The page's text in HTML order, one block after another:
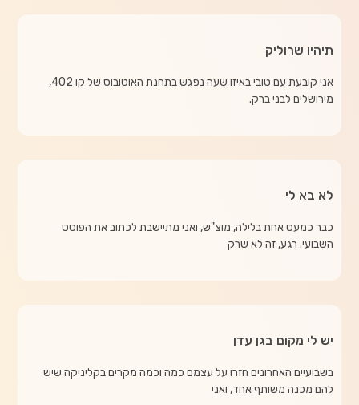
תיהיו שרוליק
אני קובעת עם טובי באיזו שעה נפגש בתחנת האוטובוס של קו 402,
מירושלים לבני ברק.
לא בא לי
כבר כמעט אחת בלילה, מוצ"ש, ואני מתיישבת לכתוב את הפוסט
השבועי. רגע, זה לא שרק
יש לי מקום בגן עדן
בשבועיים האחרונים חזרו על עצמם כמה וכמה מקרים בקליניקה שיש
להם מכנה משותף אחד, ואני